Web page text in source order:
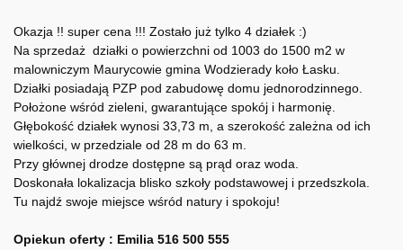
Okazja !! super cena !!! Zostało już tylko 4 działek :)
Na sprzedaż działki o powierzchni od 1003 do 1500 m2 w
malowniczym Maurycowie gmina Wodzierady koło Łasku.
Działki posiadają PZP pod zabudowę domu jednorodzinnego.
Położone wśród zieleni, gwarantujące spokój i harmonię.
Głębokość działek wynosi 33,73 m, a szerokość zależna od ich
wielkości, w przedziale od 28 m do 63 m.
Przy głównej drodze dostępne są prąd oraz woda.
Doskonała lokalizacja blisko szkoły podstawowej i przedszkola.
Tu najdź swoje miejsce wśród natury i spokoju!
Opiekun oferty : Emilia 516 500 555